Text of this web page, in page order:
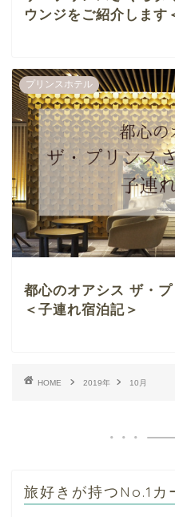
ウンジをご紹介します
プリンスホテル
都心のオアシス ザ・
＜子連れ宿泊記＞
HOME 2019年 10月
旅好きが持つNo.1カ